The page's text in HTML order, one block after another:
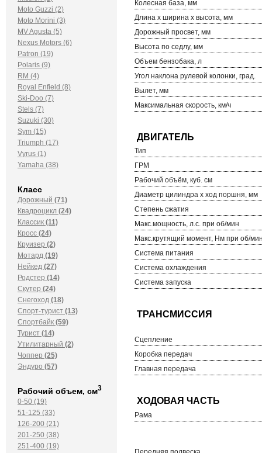
Moto Guzzi (2)
Moto Morini (3)
MV Agusta (5)
Nexus Motors (6)
Patron (19)
Polaris (9)
RM (4)
Royal Enfield (8)
Ski-Doo (7)
Stels (7)
Suzuki (30)
Sym (15)
Triumph (17)
Vyrus (1)
Yamaha (38)
Класс
Дорожный (71)
Квадроцикл (24)
Классик (11)
Кросс (24)
Круизер (2)
Мотард (19)
Нейкед (27)
Родстер (14)
Скутер (24)
Снегоход (18)
Спорт-турист (13)
Спортбайк (59)
Турист (14)
Утилитарный (2)
Чоппер (25)
Эндуро (57)
Рабочий объем, см3
0-50 (19)
51-125 (33)
126-200 (21)
201-250 (38)
251-400 (19)
Колесная база, мм
Длина х ширина х высота, мм
Дорожный просвет, мм
Высота по седлу, мм
Объем бензобака, л
Угол наклона рулевой колонки, град.
Вылет, мм
Максимальная скорость, км/ч
Тип
ГРМ
Рабочий объём, куб. см
Диаметр цилиндра х ход поршня, мм
Степень сжатия
Макс.мощность, л.с. при об/мин
Макс.крутящий момент, Нм при об/
Система питания
Система охлаждения
Система запуска
Сцепление
Коробка передач
Главная передача
Рама